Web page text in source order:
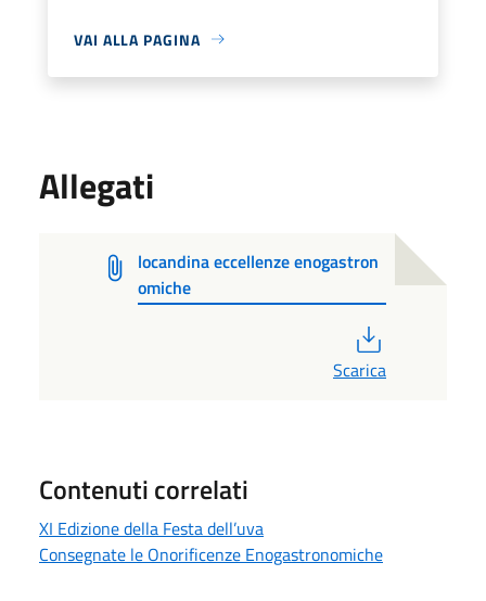
VAI ALLA PAGINA
Allegati
locandina eccellenze enogastron
omiche
Scarica
Contenuti correlati
XI Edizione della Festa dell’uva
Consegnate le Onorificenze Enogastronomiche